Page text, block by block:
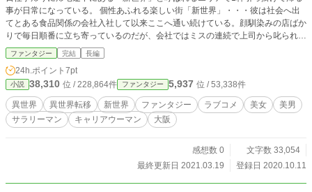
事が日常になっている。 個性あふれる楽しい街「新世界」・・・彼は社会へ出
てとある食品関係の会社入社して以来ここへ通い続けている。顔馴染みの店ばか
りで毎日順番に立ち寄っているのだが、会社ではミスの連続で上司から叱られて
ばかり・・・その愚痴なども飲み屋の店主と日常会話の様に毎日繰り広げられて
いる。 ある日の夜もいつもの様に彼はある串カツ店に入り馴染みの店主と仲良
く酒や串カツを食べながら会社の愚痴をこぼしていた。 所がその日は珍しく初
めてこの界隈へ足を運んだと思われる女性客の姿が・・・ いつの間にかその女
性客とも打ち解けあい、仲良くなったのも束の間・・・ 実はその女性客の正体
は！？・・・ 色々と話もしつつ帰ろうと新世界を出ようとしたその時であっ
た！！ 章一たちの頭上から黒い得体の知れない物体が落ちて来たのである！！
為、助けに出た！？女性だけでもと思いその女性を突き飛ばし、自らその黒い大
きな物体の下敷きになったのである・・・ ところが！？・・・気が付くと章一
すらしていなかったのである！？・・・ 一体どう言う事なのだろうか？ 通り掛
ファンタジー 完結 長編
24h.ポイント 7pt
小説 38,310 位 / 228,864件 ファンタジー 5,937 位 / 53,338件
異世界 異世界転移 新世界 ファンタジー ラブコメ 美女
美男
サラリーマン
キャリアウーマン 大阪
感想数 0
文字数 33,054
最終更新日 2021.03.19
登録日 2020.10.11